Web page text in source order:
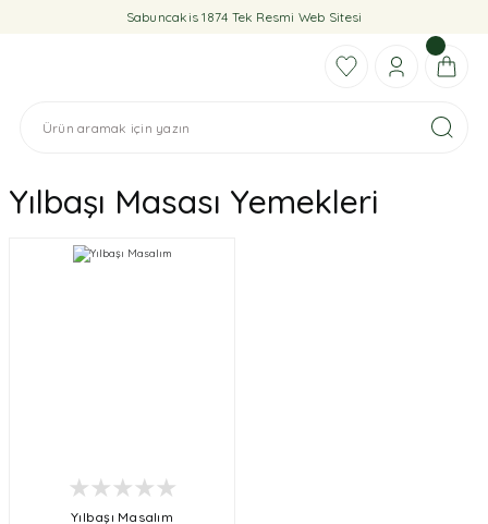
Sabuncakis 1874 Tek Resmi Web Sitesi
Yılbaşı Masası Yemekleri
Yılbaşı Masalım